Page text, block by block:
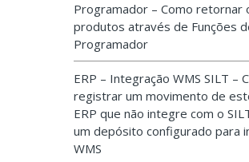
Programador – Como retornar
produtos através de Funções
Programador
ERP – Integração WMS SILT –
registrar um movimento de
ERP que não integre com o
um depósito configurado para
WMS